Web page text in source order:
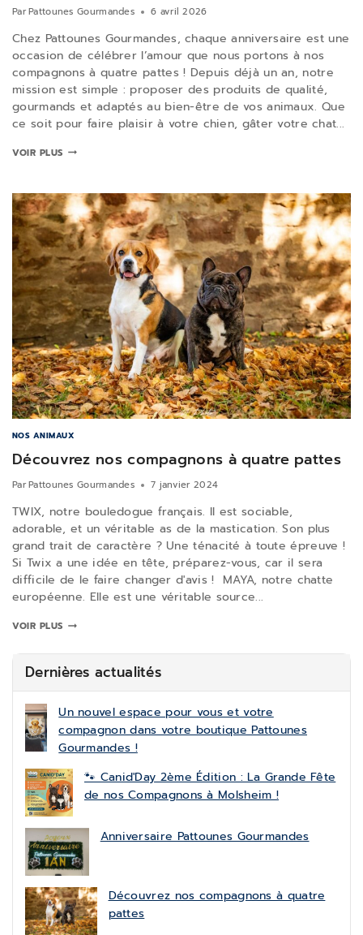
ParPattounes Gourmandes 6 avril 2026
Chez Pattounes Gourmandes, chaque anniversaire est une
occasion de célébrer l’amour que nous portons à nos
compagnons à quatre pattes ! Depuis déjà un an, notre
mission est simple : proposer des produits de qualité,
gourmands et adaptés au bien-être de vos animaux. Que
ce soit pour faire plaisir à votre chien, gâter votre chat...
VOIR PLUS
NOS ANIMAUX
Découvrez nos compagnons à quatre pattes
ParPattounes Gourmandes 7 janvier 2024
TWIX, notre bouledogue français. Il est sociable,
adorable, et un véritable as de la mastication. Son plus
grand trait de caractère ? Une ténacité à toute épreuve !
Si Twix a une idée en tête, préparez-vous, car il sera
difficile de le faire changer d'avis ! MAYA, notre chatte
européenne. Elle est une véritable source...
VOIR PLUS
Dernières actualités
Un nouvel espace pour vous et votre
compagnon dans votre boutique Pattounes
Gourmandes !
🐾 Canid'Day 2ème Édition : La Grande Fête
de nos Compagnons à Molsheim !
Anniversaire Pattounes Gourmandes
Découvrez nos compagnons à quatre
pattes